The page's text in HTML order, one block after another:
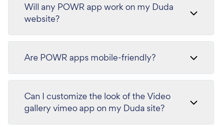
Will any POWR app work on my Duda
website?
Are POWR apps mobile-friendly?
Can I customize the look of the Video
gallery vimeo app on my Duda site?